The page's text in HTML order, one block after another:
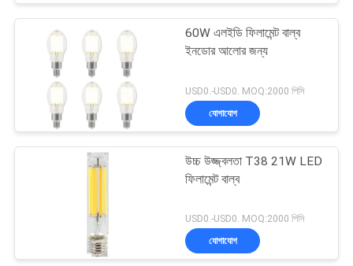
60W এলইডি ফিলামেন্ট বাল্ব
ইনডোর আলোর জন্য
USD0.-USD0. MOQ:2000 পিসি
যোগাযোগ
উচ্চ উজ্জ্বলতা T38 21W LED
ফিলামেন্ট বাল্ব
USD0.-USD0. MOQ:2000 পিসি
যোগাযোগ